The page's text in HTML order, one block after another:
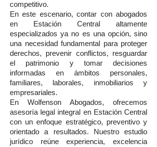
competitivo.
En este escenario, contar con abogados
en Estación Central altamente
especializados ya no es una opción, sino
una necesidad fundamental para proteger
derechos, prevenir conflictos, resguardar
el patrimonio y tomar decisiones
informadas en ámbitos personales,
familiares, laborales, inmobiliarios y
empresariales.
En Wolfenson Abogados, ofrecemos
asesoría legal integral en Estación Central
con un enfoque estratégico, preventivo y
orientado a resultados. Nuestro estudio
jurídico reúne experiencia, excelencia